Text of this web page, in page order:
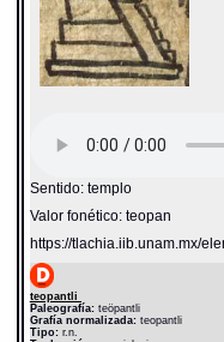
Sentido: templo
Valor fonético: teopan
https://tlachia.iib.unam.mx/
teopantli
Paleografía:teöpantli
Grafía normalizada:teopantli
Tipo:r.n.